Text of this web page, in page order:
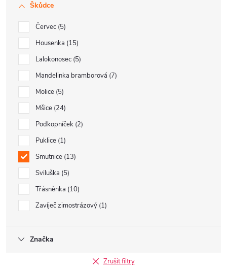
Škůdce
Červec 5
Housenka 15
Lalokonosec 5
Mandelinka bramborová 7
Molice 5
Mšice 24
Podkopníček 2
Puklice 1
Smutnice 13
Sviluška 5
Třásněnka 10
Zavíječ zimostrázový 1
Značka
Zrušit filtry